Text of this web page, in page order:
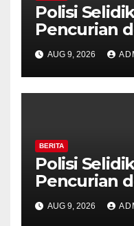
Polisi
Pencurian
Kekerasan
Royal
AUG 9, 2026
BERITA
Polisi
Pencurian
Kekerasan
Royal
AUG 9, 2026